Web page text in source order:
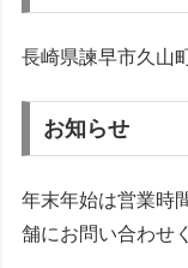
長崎県諫早市久山
お知らせ
年末年始は営業時
舗にお問い合わせ